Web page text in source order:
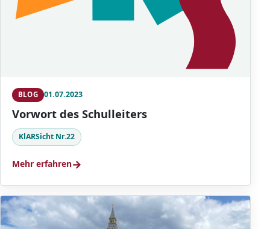
BLOG 01.07.2023
Vorwort des Schulleiters
KlARSicht Nr.22
Mehr erfahren→